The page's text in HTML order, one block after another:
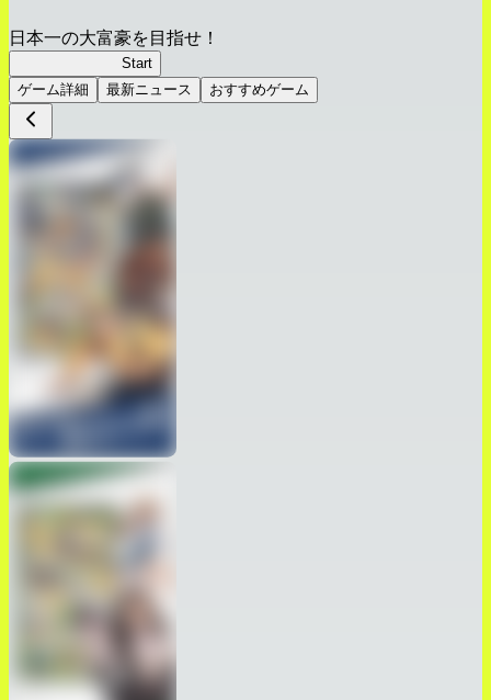
日本一の大富豪を目指せ！
Start
ゲーム詳細
最新ニュース おすすめゲーム